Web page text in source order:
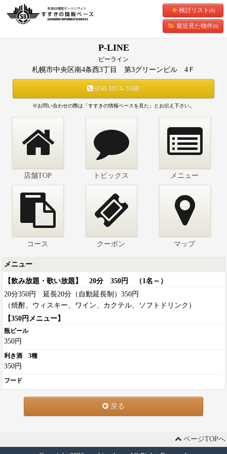
検討リスト (0)
最近見た物件(0)
P-LINE
ピーライン
札幌市中央区南4条西3丁目 第3グリーンビル 4Ｆ
050-1074-3108
※お問い合わせの際は「すすきの情報ベースを見た」とお伝え下さい。
店舗TOP トピックス メニュー
コース クーポン マップ
メニュー
【飲み放題・歌い放題】 20分 350円 （1名～）
20分350円 延長20分（自動延長制）350円
（焼酎、ウィスキー、ワイン、カクテル、ソフトドリンク）
【350円メニュー】
瓶ビール
350円
利き酒 3種
350円
フード
戻る
ページTOPへ